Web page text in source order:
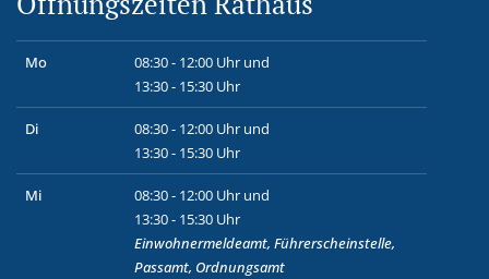
Mo
08:30 - 12:00 Uhr und
13:30 - 15:30 Uhr
Di
08:30 - 12:00 Uhr und
13:30 - 15:30 Uhr
Mi
08:30 - 12:00 Uhr und
13:30 - 15:30 Uhr
Einwohnermeldeamt, Führerscheinstelle,
Passamt, Ordnungsamt